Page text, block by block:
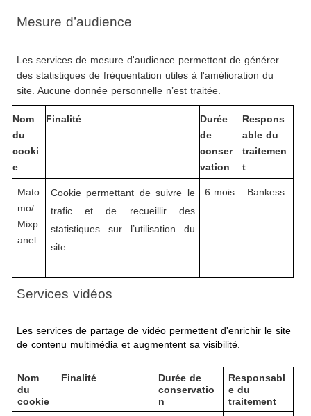
Mesure d’audience
Les services de mesure d'audience permettent de générer
des statistiques de fréquentation utiles à l'amélioration du
site. Aucune donnée personnelle n’est traitée.
Nom
du
cooki
e
Finalité
Durée
de
conser
vation
Respons
able du
traitemen
t
Mato
mo/
Mixp
anel
Cookie permettant de suivre le
trafic et de recueillir des
statistiques sur l’utilisation du
site
6 mois Bankess
Services vidéos
Les services de partage de vidéo permettent d'enrichir le site
de contenu multimédia et augmentent sa visibilité.
Nom
du
cookie
Finalité
Durée de
conservatio
n
Responsabl
e du
traitement